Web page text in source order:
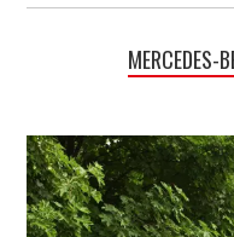
MERCEDES-